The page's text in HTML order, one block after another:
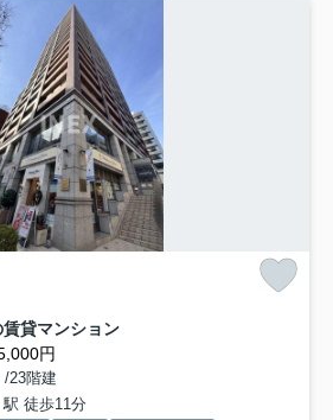
貸マンション
円
/23階建
徒歩11分